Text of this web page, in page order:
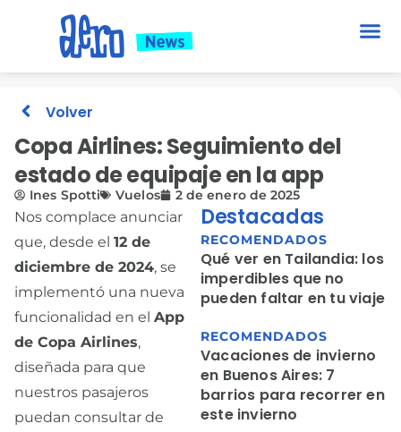
Volver
Copa Airlines: Seguimiento del
estado de equipaje en la app
Ines Spotti Vuelos 2 de enero de 2025
Nos complace anunciar
que, desde el 12 de
diciembre de 2024, se
implementó una nueva
funcionalidad en el App
de Copa Airlines,
diseñada para que
nuestros pasajeros
puedan consultar de
Destacadas
RECOMENDADOS
Qué ver en Tailandia: los
imperdibles que no
pueden faltar en tu viaje
RECOMENDADOS
Vacaciones de invierno
en Buenos Aires: 7
barrios para recorrer en
este invierno